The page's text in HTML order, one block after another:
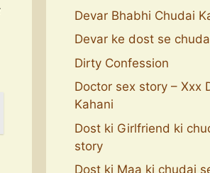
Devar Bhabhi Chudai
Devar ke dost se
Dirty Confession
Doctor sex story – Xxx
Kahani
Dost ki Girlfriend ki
story
Dost ki Maa ki chudai